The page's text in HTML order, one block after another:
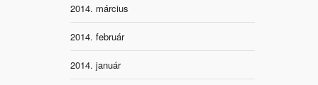
2014. március
2014. február
2014. január